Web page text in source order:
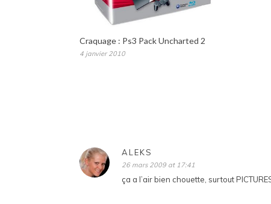
Craquage : Ps3 Pack Uncharted 2
4 janvier 2010
ALEKS
26 mars 2009 at 17:41
ça a l’air bien chouette, surtout